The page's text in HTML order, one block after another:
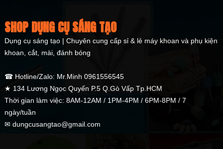
SHOP DỤNG CỤ SÁNG TẠO
Dụng cụ sáng tạo | Chuyên cung cấp sỉ & lẻ máy khoan và phụ kiện
khoan, cắt, mài, đánh bóng
☎ Hotline/Zalo: Mr.Minh 0961556545
★ 134 Lương Ngọc Quyến P.5 Q.Gò Vấp Tp.HCM
Thời gian làm việc: 8AM-12AM / 1PM-4PM / 6PM-8PM / 7
ngày/tuần
✉ dungcusangtao@gmail.com